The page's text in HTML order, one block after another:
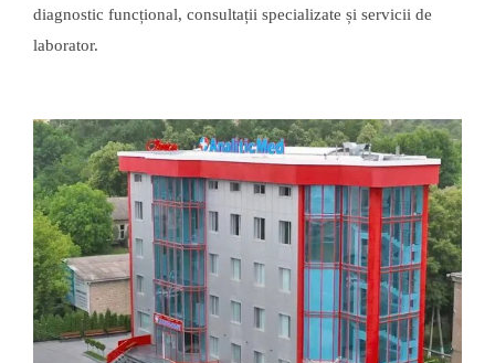
diagnostic funcțional, consultații specializate și servicii de
laborator.